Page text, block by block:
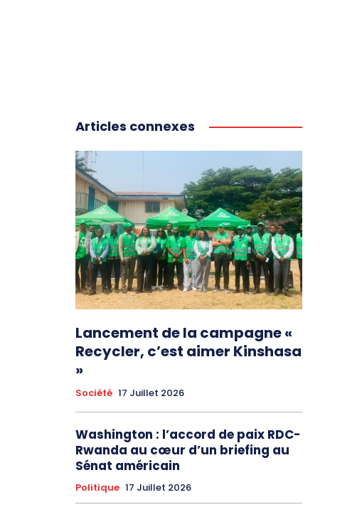
Articles connexes
Lancement de la campagne «
Recycler, c’est aimer Kinshasa
»
Société 17 Juillet 2026
Washington : l’accord de paix RDC-
Rwanda au cœur d’un briefing au
Sénat américain
Politique 17 Juillet 2026